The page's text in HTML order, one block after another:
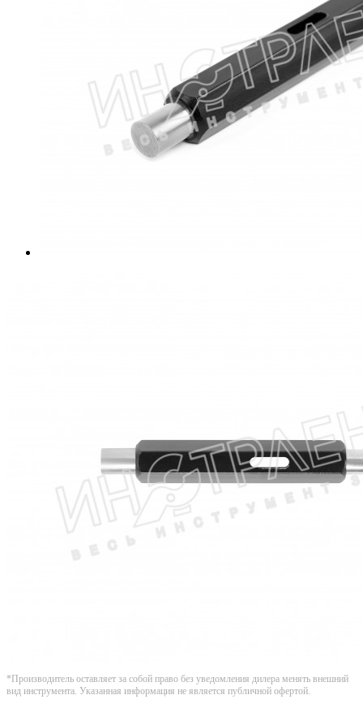
*Производитель оставляет за собой право без уведомления дилера менять внешний
вид инструмента. Указанная информация не является публичной офертой.